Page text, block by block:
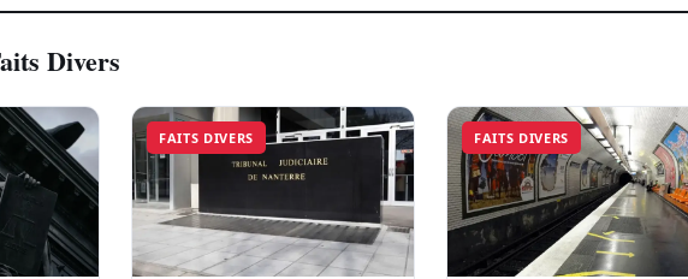
Divers
FAITS DIVERS FAITS DIVERS